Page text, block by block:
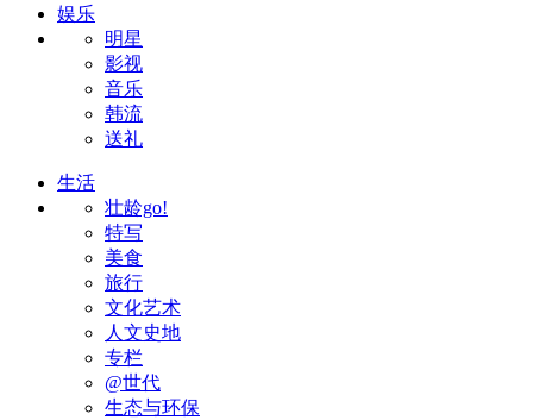
娱乐
明星
影视
音乐
韩流
送礼
生活
壮龄go!
特写
美食
旅行
文化艺术
人文史地
专栏
@世代
生态与环保